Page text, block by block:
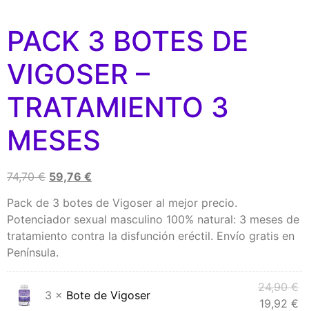
PACK 3 BOTES DE
VIGOSER –
TRATAMIENTO 3
MESES
74,70€ 59,76 €
Pack de 3 botes de Vigoser al mejor precio.
Potenciador sexual masculino 100% natural: 3 meses de
tratamiento contra la disfunción eréctil. Envío gratis en
Península.
3 × Bote de Vigoser
24,90€
19,92 €